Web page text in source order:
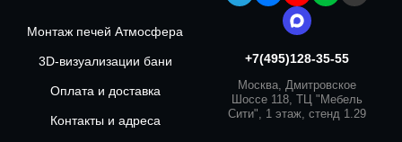
Монтаж печей Атмосфера
3D-визуализации бани
Оплата и доставка
Контакты и адреса
+7(495)128-35-55
Москва, Дмитровское
Шоссе 118, ТЦ "Мебель
Сити", 1 этаж, стенд 1.29